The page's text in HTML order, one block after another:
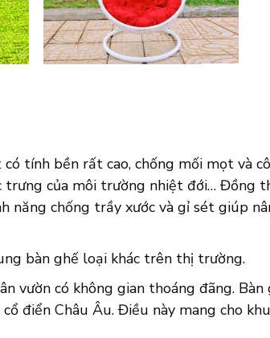
tính bền rất cao, chống mối mọt và
trưng của môi trường nhiệt đới… Đồng
năng chống trầy xước và gỉ sét giúp
bàn ghế loại khác trên thị trường.
vườn có không gian thoáng đãng. Bàn
điển Châu Âu. Điều này mang cho